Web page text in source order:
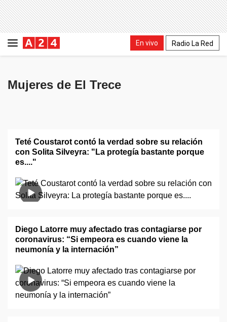
En vivo Radio La Red
Mujeres de El Trece
Teté Coustarot contó la verdad sobre su relación
con Solita Silveyra: "La protegía bastante porque
es...."
Diego Latorre muy afectado tras contagiarse por
coronavirus: “Si empeora es cuando viene la
neumonía y la internación”